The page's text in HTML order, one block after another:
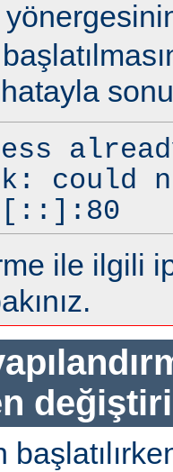
could
[::]:80
ile ilgili